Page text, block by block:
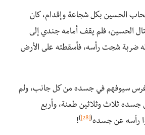
الحسين بكل شجاعة وإقدام، كان
الحسين، فلم يقف أمامه جندي إلى
ضربة شجت رأسه، فأسقطته على الأرض
غرس سيوفهم في جسده من كل جانب، ولم
جسده ثلاث وثلاثين طعنة، وأربع
رأسه عن جسده(
[28]
)
!